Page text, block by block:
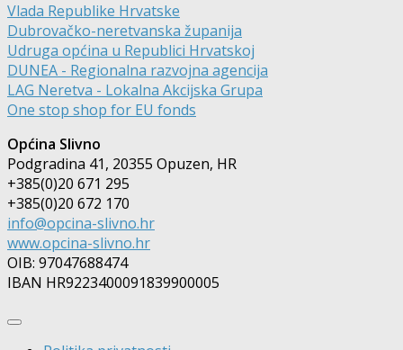
Vlada Republike Hrvatske
Dubrovačko-neretvanska županija
Udruga općina u Republici Hrvatskoj
DUNEA - Regionalna razvojna agencija
LAG Neretva - Lokalna Akcijska Grupa
One stop shop for EU fonds
Općina Slivno
Podgradina 41, 20355 Opuzen, HR
+385(0)20 671 295
+385(0)20 672 170
info@opcina-slivno.hr
www.opcina-slivno.hr
OIB: 97047688474
IBAN HR9223400091839900005